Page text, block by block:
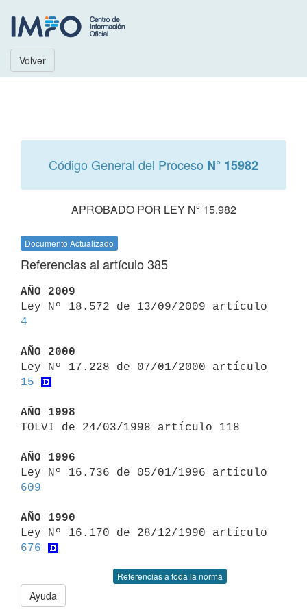
Volver
Código General del Proceso N° 15982
APROBADO POR LEY Nº 15.982
Documento Actualizado
Referencias al artículo 385
AÑO 2009
4
AÑO 2000
15
AÑO 1998
TOLVI de 24/03/1998 artículo 118
AÑO 1996
609
AÑO 1990
676
Referencias a toda la norma
Ayuda